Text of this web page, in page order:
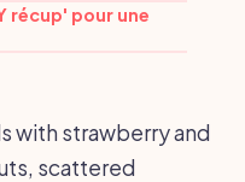
récup' pour une
with strawberry and
scattered